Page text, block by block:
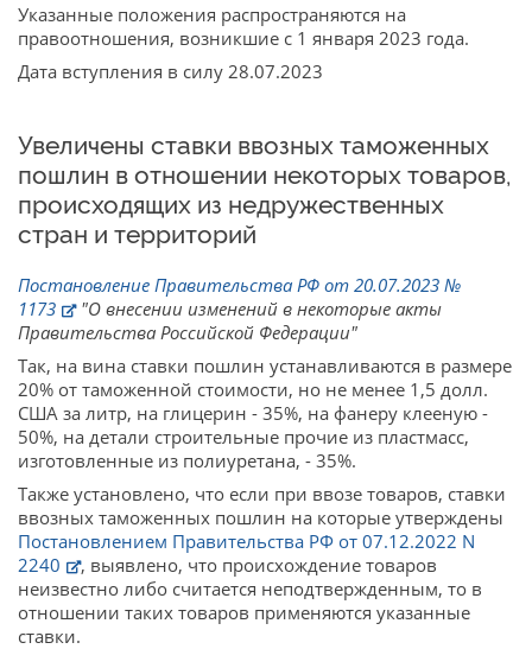
Указанные положения распространяются на
правоотношения, возникшие с 1 января 2023 года.
Дата вступления в силу 28.07.2023
Увеличены ставки ввозных таможенных
пошлин в отношении некоторых товаров,
происходящих из недружественных
стран и территорий
Постановление Правительства РФ от 20.07.2023 №
1173
"О внесении изменений в некоторые акты
Правительства Российской Федерации"
Так, на вина ставки пошлин устанавливаются в размере
20% от таможенной стоимости, но не менее 1,5 долл.
США за литр, на глицерин - 35%, на фанеру клееную -
50%, на детали строительные прочие из пластмасс,
изготовленные из полиуретана, - 35%.
Также установлено, что если при ввозе товаров, ставки
ввозных таможенных пошлин на которые утверждены
Постановлением Правительства РФ от 07.12.2022 N
2240
, выявлено, что происхождение товаров
неизвестно либо считается неподтвержденным, то в
отношении таких товаров применяются указанные
ставки.